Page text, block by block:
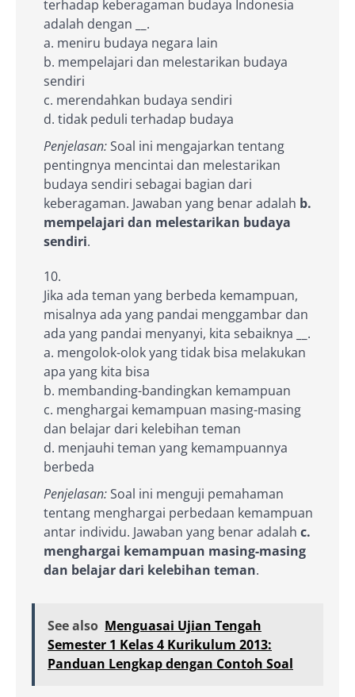
terhadap keberagaman budaya Indonesia
adalah dengan
.
a. meniru budaya negara lain
b. mempelajari dan melestarikan budaya
sendiri
c. merendahkan budaya sendiri
d. tidak peduli terhadap budaya
Penjelasan:Soal ini mengajarkan tentang
pentingnya mencintai dan melestarikan
budaya sendiri sebagai bagian dari
keberagaman. Jawaban yang benar adalah b.
mempelajari dan melestarikan budaya
sendiri.
Jika ada teman yang berbeda kemampuan,
misalnya ada yang pandai menggambar dan
ada yang pandai menyanyi, kita sebaiknya
.
a. mengolok-olok yang tidak bisa melakukan
apa yang kita bisa
b. membanding-bandingkan kemampuan
c. menghargai kemampuan masing-masing
dan belajar dari kelebihan teman
d. menjauhi teman yang kemampuannya
berbeda
Penjelasan:Soal ini menguji pemahaman
tentang menghargai perbedaan kemampuan
antar individu. Jawaban yang benar adalah c.
menghargai kemampuan masing-masing
dan belajar dari kelebihan teman.
See also Menguasai Ujian Tengah
Semester 1 Kelas 4 Kurikulum 2013:
Panduan Lengkap dengan Contoh Soal